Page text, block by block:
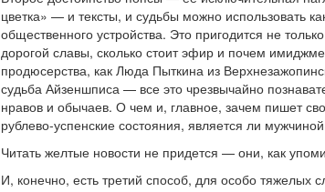
цветка» — и тексты, и судьбы можно использовать
общественного устройства. Это пригодится не
дорогой славы, сколько стоит эфир и почем
продюсерства, как Люда Пыткина из
судьба Айзеншписа — все это чрезвычайно
нравов и обычаев. О чем и, главное, зачем пишет
рублево-успенские состояния, является ли
Читать желтые новости не придется — они, как
И, конечно, есть третий способ, для особо тяжелых